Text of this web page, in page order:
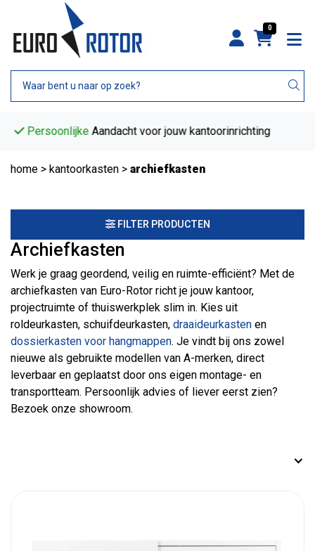
0
PersoonlijkeAandacht voor jouw kantoorinrichting
home > kantoorkasten > archiefkasten
FILTER PRODUCTEN
Archiefkasten
Werk je graag geordend, veilig en ruimte-efficiënt? Met de
archiefkasten van Euro-Rotor richt je jouw kantoor,
projectruimte of thuiswerkplek slim in. Kies uit
roldeurkasten, schuifdeurkasten, draaideurkasten en
dossierkasten voor hangmappen. Je vindt bij ons zowel
nieuwe als gebruikte modellen van A-merken, direct
leverbaar en geplaatst door ons eigen montage- en
transportteam. Persoonlijk advies of liever eerst zien?
Bezoek onze showroom.